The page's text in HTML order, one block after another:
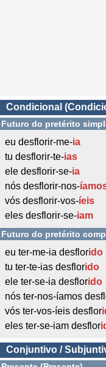
Condicional
Futuro do pretérito
eu desflorir-me-ia
tu desflorir-te-ias
ele desflorir-se-ia
nós desflorir-nos-
vós desflorir-vos-íeis
eles desflorir-se-iam
Futuro do pretérito
eu ter-me-ia desflorido
tu ter-te-ias desflorido
ele ter-se-ia desflorido
nós ter-nos-íamos
vós ter-vos-íeis desflor
eles ter-se-iam desflor
Conjuntivo /